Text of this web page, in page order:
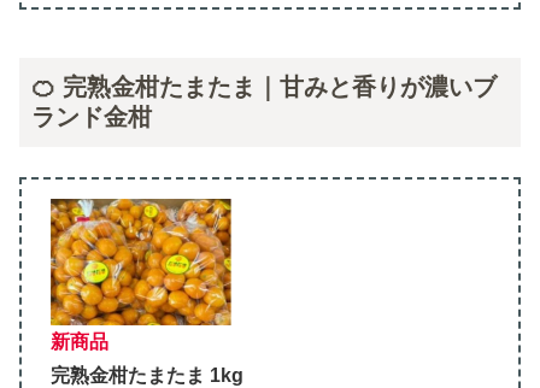
🍊 完熟金柑たまたま｜甘みと香りが濃いブ
ランド金柑
新商品
完熟金柑たまたま 1kg